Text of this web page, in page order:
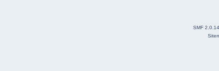
SMF 2.0.14